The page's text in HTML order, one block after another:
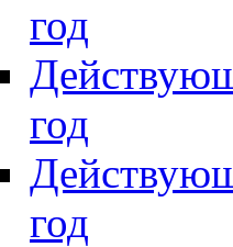
год
год
год